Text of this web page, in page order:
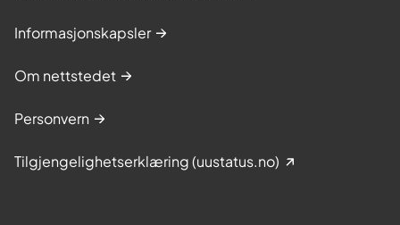
Informasjonskapsler
Om nettstedet
Personvern
Tilgjengelighetserklæring (uustatus.no)